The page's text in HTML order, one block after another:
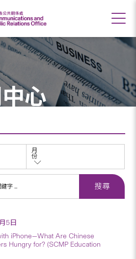
心
月
份
5日
iPhone—What Are Chinese
Hungry for? (SCMP Education